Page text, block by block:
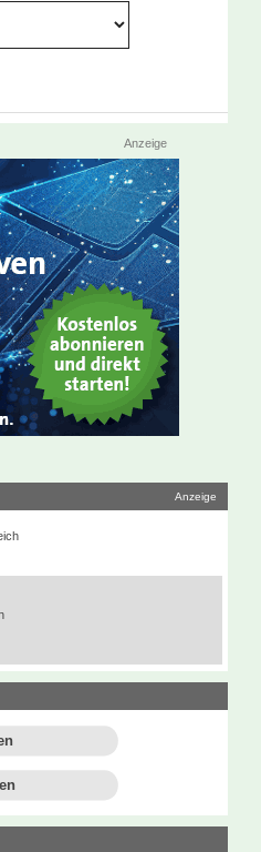
Anzeige
Anzeige